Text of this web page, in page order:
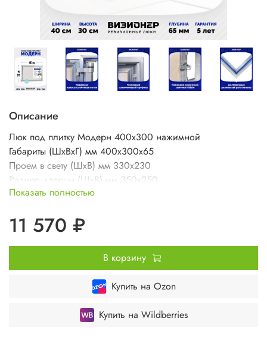
Описание
Люк под плитку Модерн 400х300 нажимной
Габариты (ШхВхГ) мм 400х300х65
Проем в свету (ШхВ) мм 330х230
Размер дверцы (ШхВ) мм 350х250
Вес изделия кг 4,9
Показать полностью
11 570 ₽
В корзину
Купить на Ozon
Купить на Wildberries